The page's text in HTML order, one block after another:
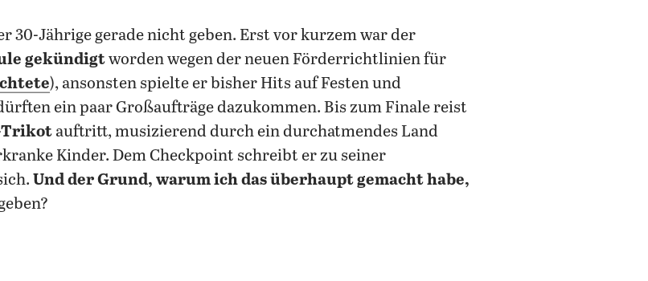
30-Jährige gerade nicht geben. Erst vor kurzem war der
gekündigtworden wegen der neuen Förderrichtlinien für
), ansonsten spielte er bisher Hits auf Festen und
ein paar Großaufträge dazukommen. Bis zum Finale reist
Trikot auftritt, musizierend durch ein durchatmendes Land
Kinder. Dem Checkpoint schreibt er zu seiner
Und der Grund, warum ich das überhaupt gemacht habe,